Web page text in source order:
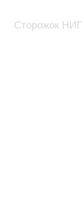
Сторожок